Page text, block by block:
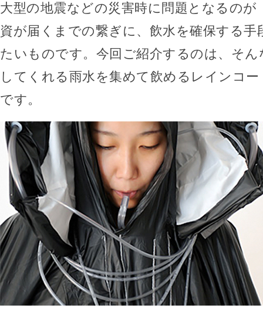
大型の地震などの災害時に問題となるのが
資が届くまでの繋ぎに、飲水を確保する手
たいものです。今回ご紹介するのは、そん
してくれる雨水を集めて飲めるレインコ
です。